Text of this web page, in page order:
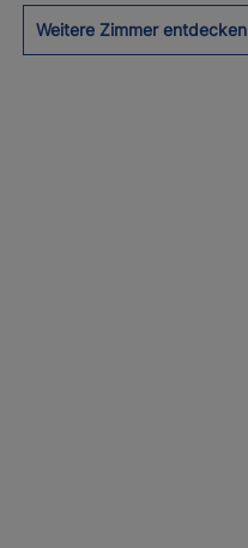
Weitere Zimmer entdecken